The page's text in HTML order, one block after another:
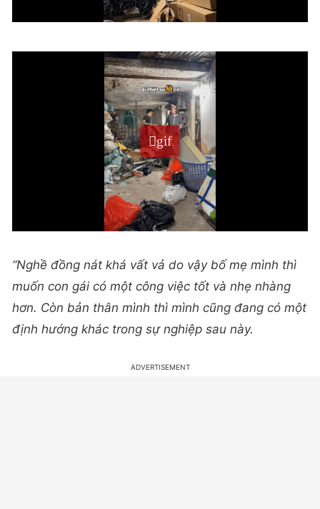
“Nghề đồng nát khá vất vả do vậy bố mẹ mình thì
muốn con gái có một công việc tốt và nhẹ nhàng
hơn. Còn bản thân mình thì mình cũng đang có một
định hướng khác trong sự nghiệp sau này.